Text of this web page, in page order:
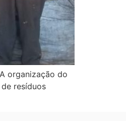
organização do
resíduos